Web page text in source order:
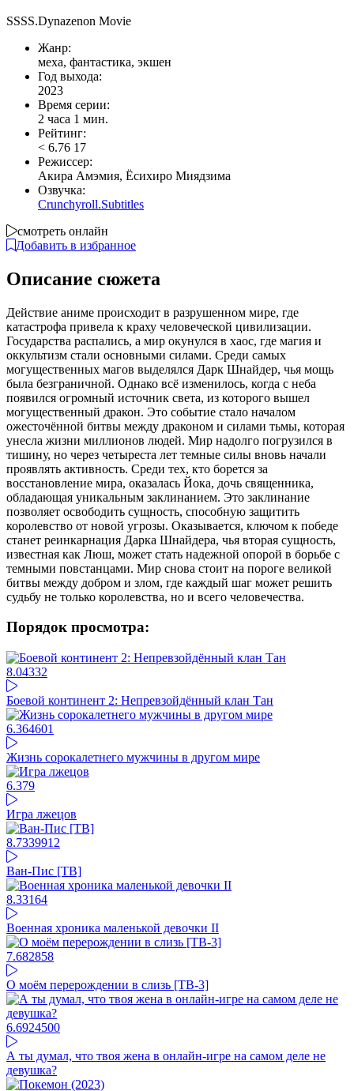
SSSS.Dynazenon Movie
Жанр:
меха, фантастика, экшен
Год выхода:
2023
Время серии:
2 часа 1 мин.
Рейтинг:
< 6.76 17
Режиссер:
Акира Амэмия, Ёсихиро Миядзима
Озвучка:
Crunchyroll.Subtitles
смотреть онлайн
Добавить в избранное
Описание сюжета
Действие аниме происходит в разрушенном мире, где
катастрофа привела к краху человеческой цивилизации.
Государства распались, а мир окунулся в хаос, где магия и
оккультизм стали основными силами. Среди самых
могущественных магов выделялся Дарк Шнайдер, чья мощь
была безграничной. Однако всё изменилось, когда с неба
появился огромный источник света, из которого вышел
могущественный дракон. Это событие стало началом
ожесточённой битвы между драконом и силами тьмы, которая
унесла жизни миллионов людей. Мир надолго погрузился в
тишину, но через четыреста лет темные силы вновь начали
проявлять активность. Среди тех, кто борется за
восстановление мира, оказалась Йока, дочь священника,
обладающая уникальным заклинанием. Это заклинание
позволяет освободить сущность, способную защитить
королевство от новой угрозы. Оказывается, ключом к победе
станет реинкарнация Дарка Шнайдера, чья вторая сущность,
известная как Люш, может стать надежной опорой в борьбе с
темными повстанцами. Мир снова стоит на пороге великой
битвы между добром и злом, где каждый шаг может решить
судьбу не только королевства, но и всего человечества.
Порядок просмотра:
8.04332
Боевой континент 2: Непревзойдённый клан Тан
6.364601
Жизнь сорокалетнего мужчины в другом мире
6.379
Игра лжецов
8.7339912
Ван-Пис [ТВ]
8.33164
Военная хроника маленькой девочки II
7.682858
О моём перерождении в слизь [ТВ-3]
6.6924500
А ты думал, что твоя жена в онлайн-игре на самом деле не
девушка?